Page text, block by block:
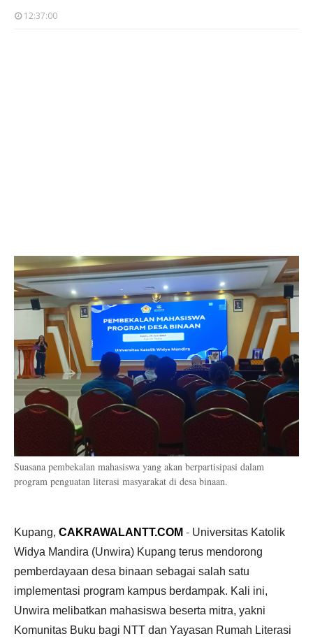
12:37:00
Suasana pembekalan mahasiswa yang akan berpartisipasi dalam
program penguatan literasi masyarakat di desa binaan.
Kupang, CAKRAWALANTT.COM - Universitas Katolik
Widya Mandira (Unwira) Kupang terus mendorong
pemberdayaan desa binaan sebagai salah satu
implementasi program kampus berdampak. Kali ini,
Unwira melibatkan mahasiswa beserta mitra, yakni
Komunitas Buku bagi NTT dan Yayasan Rumah Literasi